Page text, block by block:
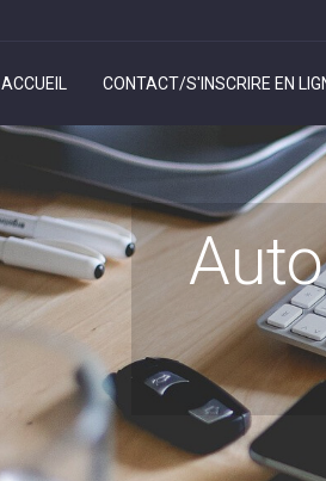
ACCUEIL CONTACT/S'INSCRIRE EN